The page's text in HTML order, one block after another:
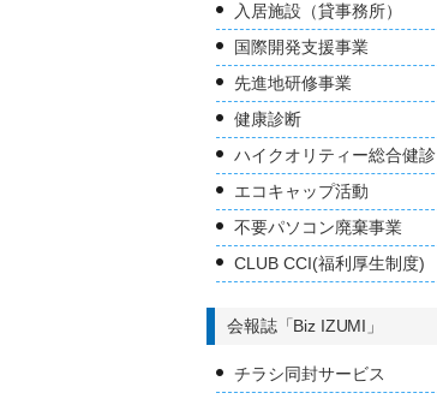
入居施設（貸事務所）
国際開発支援事業
先進地研修事業
健康診断
ハイクオリティー総合健診
エコキャップ活動
不要パソコン廃棄事業
CLUB CCI(福利厚生制度)
会報誌「Biz IZUMI」
チラシ同封サービス